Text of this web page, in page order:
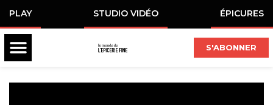
PLAY STUDIO VIDÉO ÉPICURES
S'ABONNER